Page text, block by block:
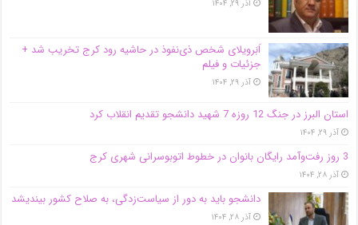
آذر ۲۹, ۱۴۰۴
اَبَر‌ویلای شخص ذی‌نفوذ در حاشیه‌ رود کرج تخریب شد +
جزئیات و فیلم
آذر ۲۹, ۱۴۰۴
استان البرز در جنگ 12 روزه 7 شهید دانشجو تقدیم انقلاب کرد
آذر ۲۹, ۱۴۰۴
3 روز رفت‌وآمد رایگان بانوان در خطوط اتوبوسرانی شهری کرج
آذر ۲۸, ۱۴۰۴
دانشجو باید به دور از سیاست‌زدگی، به صلاح کشور بیندیشد
آذر ۲۸, ۱۴۰۴